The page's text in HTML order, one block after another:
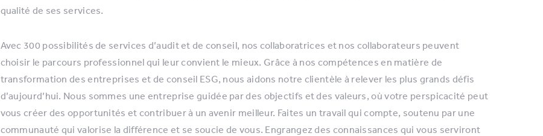
qualité de ses services.
Avec 300 possibilités de services d’audit et de conseil, nos collaboratrices et nos collaborateurs peuvent
choisir le parcours professionnel qui leur convient le mieux. Grâce à nos compétences en matière de
transformation des entreprises et de conseil ESG, nous aidons notre clientèle à relever les plus grands défis
d’aujourd’hui. Nous sommes une entreprise guidée par des objectifs et des valeurs, où votre perspicacité peut
vous créer des opportunités et contribuer à un avenir meilleur. Faites un travail qui compte, soutenu par une
communauté qui valorise la différence et se soucie de vous. Engrangez des connaissances qui vous serviront